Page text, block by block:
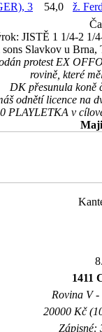
3 54,0
ž.
JISTĚ 1 1/4-2 1/
Slavkov u
protest EX
rovině, které
DK přesunula koně
odnětí licence na
PLAYLETKA v
1411
Rovina V
20000 Kč
Zápisné: